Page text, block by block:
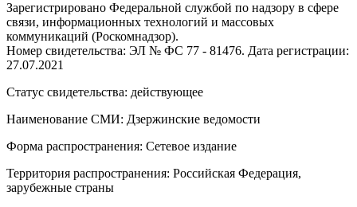
Зарегистрировано Федеральной службой по надзору в сфере
связи, информационных технологий и массовых
коммуникаций (Роскомнадзор).
Номер свидетельства: ЭЛ № ФС 77 - 81476. Дата регистрации:
27.07.2021
Статус свидетельства: действующее
Наименование СМИ: Дзержинские ведомости
Форма распространения: Сетевое издание
Территория распространения: Российская Федерация,
зарубежные страны